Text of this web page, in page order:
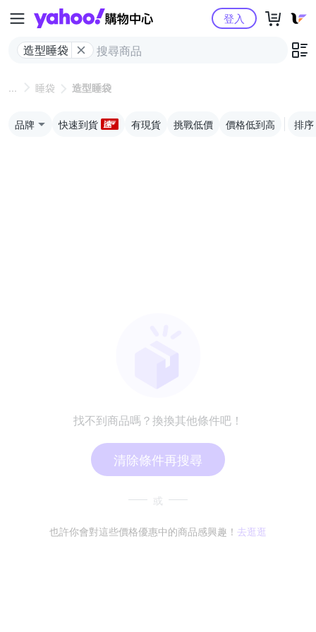
Yahoo購物中心
造型睡袋
登入
睡袋 造型睡袋
品牌 快速到貨 有現貨 挑戰低價 價格低到高 排序
找不到商品嗎？換換其他條件吧！
清除條件再搜尋
或
也許你會對這些價格優惠中的商品感興趣！ 去逛逛